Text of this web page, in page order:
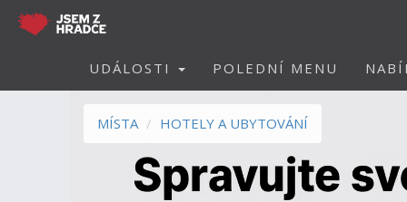
UDÁLOSTI POLEDNÍ MENU
MÍSTA HOTELY A UBYTOVÁNÍ